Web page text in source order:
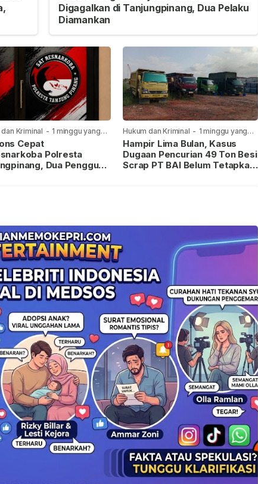
Digagalkan di Tanjungpinang, Dua Pelaku
Diamankan
Kriminal - 1 minggu yang
Cepat
Polresta
Dua Pengguna
Hukum dan Kriminal - 1 minggu yang
lalu
Hampir Lima Bulan, Kasus
Dugaan Pencurian 49 Ton Besi
Scrap PT BAI Belum Tetapkan